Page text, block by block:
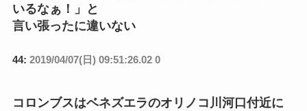
いるなぁ！」と
言い張ったに違いない
44: 2019/04/07(日) 09:51:26.02 0
コロンブスはベネズエラのオリノコ川河口付近に